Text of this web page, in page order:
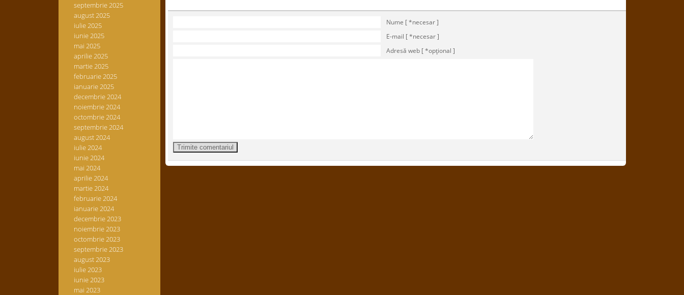
septembrie 2025
august 2025
iulie 2025
iunie 2025
mai 2025
aprilie 2025
martie 2025
februarie 2025
ianuarie 2025
decembrie 2024
noiembrie 2024
octombrie 2024
septembrie 2024
august 2024
iulie 2024
iunie 2024
mai 2024
aprilie 2024
martie 2024
februarie 2024
ianuarie 2024
decembrie 2023
noiembrie 2023
octombrie 2023
septembrie 2023
august 2023
iulie 2023
iunie 2023
mai 2023
Nume [ *necesar ]
E-mail [ *necesar ]
Adresă web [ *opţional ]